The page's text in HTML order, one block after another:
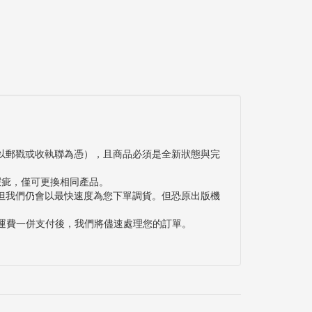
戳或收執聯為憑），且商品必須是全新狀態與完
，僅可更換相同產品。
們仍會以最快速度為您下單調貨。但恐原出版機
一併支付後，我們將儘速處理您的訂單。